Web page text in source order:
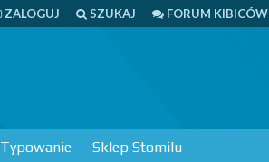
ZALOGUJ SZUKAJ FORUM KIBICÓW
Typowanie Sklep Stomilu